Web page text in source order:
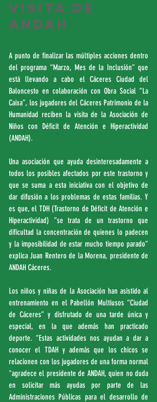
visita de
ANDAH
A punto de finalizar las múltiples acciones dentro
del programa “Marzo, Mes de la Inclusión” que
está llevando a cabo el Cáceres Ciudad del
Baloncesto en colaboración con Obra Social “La
Caixa”, los jugadores del Cáceres Patrimonio de la
Humanidad reciben la visita de la Asociación de
Niños con Déficit de Atención e Hiperactividad
(ANDAH).
Una asociación que ayuda desinteresadamente a
todos los posibles afectados por este trastorno y
que se suma a esta iniciativa con el objetivo de
dar difusión a los problemas de estas familias. Y
es que, el TDH (Trastorno de Déficit de Atención e
Hiperactividad) “se trata de un trastorno que
dificultad la concentración de quienes lo padecen
y la imposibilidad de estar mucho tiempo parado”
explica Juan Rentero de la Morena, presidente de
ANDAH Cáceres.
Los niños y niñas de la Asociación han asistido al
entrenamiento en el Pabellón Multiusos “Ciudad
de Cáceres” y disfrutado de una tarde única y
especial, en la que además han practicado
deporte. “Estas actividades nos ayudan a dar a
conocer el TDAH y además que los chicos se
relacionen con los jugadores de una forma normal
"agradece el presidente de ANDAH, quien no duda
en solicitar más ayudas por parte de las
Administraciones Públicas para el desarrollo de